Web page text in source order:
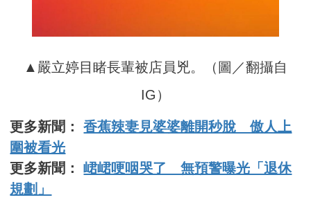
▲嚴立婷目睹長輩被店員兇。（圖／翻攝自
IG）
更多新聞：香蕉辣妻見婆婆離開秒脫 傲人上
圍被看光
更多新聞：峮峮哽咽哭了 無預警曝光「退休
規劃」